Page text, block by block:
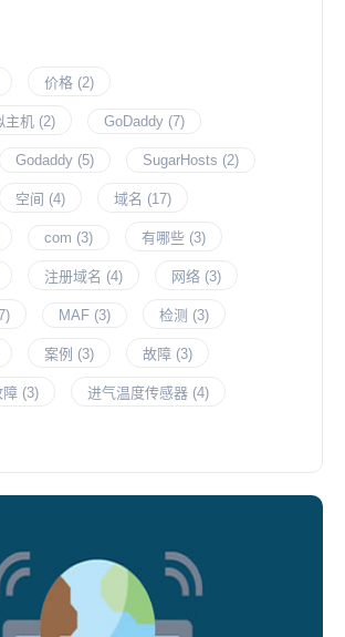
价格 (2)
主机 (2) GoDaddy (7)
Godaddy (5) SugarHosts (2)
空间 (4) 域名 (17)
com (3) 有哪些 (3)
注册域名 (4) 网络 (3)
MAF (3) 检测 (3)
案例 (3) 故障 (3)
障 (3) 进气温度传感器 (4)